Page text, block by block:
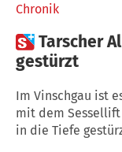
Chronik
Tarscher
gestürzt
Im Vinschgau ist
mit dem Sessellift
in die Tiefe